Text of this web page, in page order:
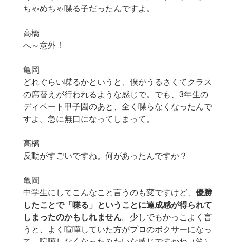
ちゃめちゃ喋る子だったんですよ。
高橋
へ～意外！
亀岡
どれぐらい喋るかというと、僕がうるさくてクラス
の席替えが行われるような感じで。でも、3年生の
ディベート甲子園のあと、全く喋らなくなったんで
すよ。急に無口になってしまって。
高橋
反動がすごいですね。何があったんですか？
亀岡
中学生にしてこんなこと言うのも変ですけど、 優勝
したことで「喋る」ということに達成感が得られて
しまったのかもしれません。少しでもかっこよく言
うと、よく喧嘩していた方がプロのボクサーになっ